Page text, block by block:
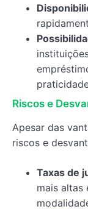
Riscos e
Apesar das
riscos e
Taxas de
mais altas